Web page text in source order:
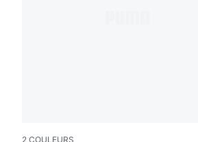
2 COULEURS